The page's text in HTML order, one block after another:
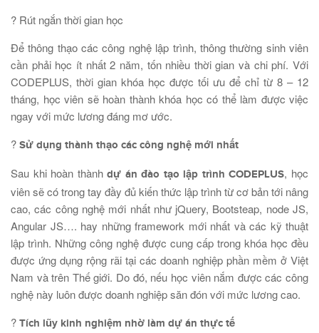
? Rút ngắn thời gian học
Để thông thạo các công nghệ lập trình, thông thường sinh viên
cần phải học ít nhất 2 năm, tốn nhiều thời gian và chi phí. Với
CODEPLUS, thời gian khóa học được tối ưu để chỉ từ 8 – 12
tháng, học viên sẽ hoàn thành khóa học có thể làm được việc
ngay với mức lương đáng mơ ước.
? Sử dụng thành thạo các công nghệ mới nhất
Sau khi hoàn thànhdự án đào tạo lập trình CODEPLUS, học
viên sẽ có trong tay đầy đủ kiến thức lập trình từ cơ bản tới nâng
cao, các công nghệ mới nhất như jQuery, Bootsteap, node JS,
Angular JS…. hay những framework mới nhất và các kỹ thuật
lập trình. Những công nghệ được cung cấp trong khóa học đều
được ứng dụng rộng rãi tại các doanh nghiệp phần mềm ở Việt
Nam và trên Thế giới. Do đó, nếu học viên nắm được các công
nghệ này luôn được doanh nghiệp săn đón với mức lương cao.
? Tích lũy kinh nghiệm nhờ làm dự án thực tế